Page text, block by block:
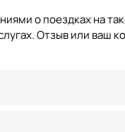
о поездках на
Отзыв или